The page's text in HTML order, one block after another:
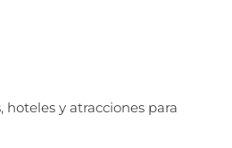
y atracciones para